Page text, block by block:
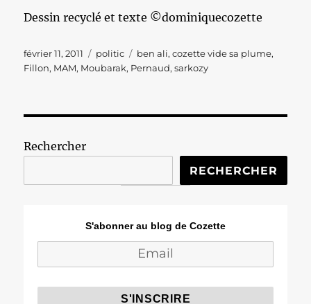
Dessin recyclé et texte ©dominiquecozette
Publié
le
février 11, 2011 Catégories
politic Étiquettes
ben ali,cozette vide sa plume,
Fillon, MAM, Moubarak, Pernaud,sarkozy
Rechercher
RECHERCHER
S'abonner au blog de Cozette